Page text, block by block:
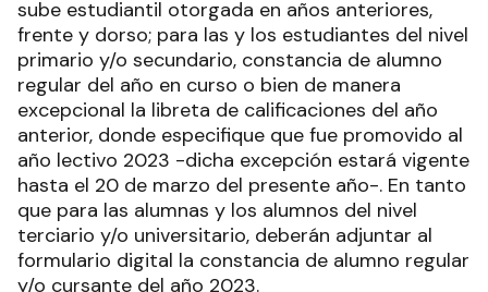
sube estudiantil otorgada en años anteriores,
frente y dorso; para las y los estudiantes del nivel
primario y/o secundario, constancia de alumno
regular del año en curso o bien de manera
excepcional la libreta de calificaciones del año
anterior, donde especifique que fue promovido al
año lectivo 2023 -dicha excepción estará vigente
hasta el 20 de marzo del presente año-. En tanto
que para las alumnas y los alumnos del nivel
terciario y/o universitario, deberán adjuntar al
formulario digital la constancia de alumno regular
y/o cursante del año 2023.